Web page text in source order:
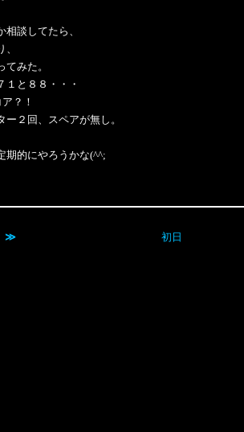
談してたら、
みた。
１と８８・・・
？！
２回、スペアが無し。
期的にやろうかな(^^;
≫ 初日